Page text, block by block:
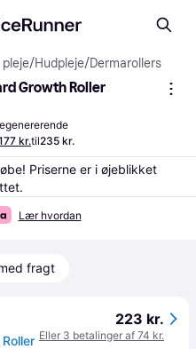
pleje/Hudpleje/Dermarollers
Growth Roller
kr.til235 kr.
Lær hvordan
fragt
223 kr.
Eller 3 betalinger af 74 kr.